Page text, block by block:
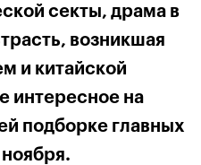
секты, драма в
возникшая
и китайской
интересное на
подборке главных